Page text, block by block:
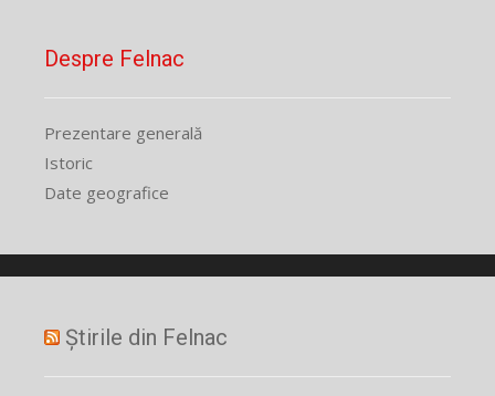
Despre Felnac
Prezentare generală
Istoric
Date geografice
Știrile din Felnac